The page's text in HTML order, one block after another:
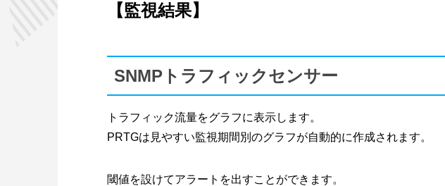
【監視結果】
SNMPトラフィックセンサー
トラフィック流量をグラフに表示します。
PRTGは見やすい監視期間別のグラフが自動的に作成されます。
閾値を設けてアラートを出すことができます。